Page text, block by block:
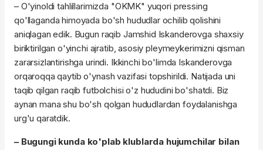
– O'yinoldi tahlillarimizda "OKMK" yuqori pressing
qo'llaganda himoyada bo'sh hududlar ochilib qolishini
aniqlagan edik. Bugun raqib Jamshid Iskanderovga shaxsiy
biriktirilgan o'yinchi ajratib, asosiy pleymeykerimizni qisman
zararsizlantirishga urindi. Ikkinchi bo'limda Iskanderovga
orqaroqqa qaytib o'ynash vazifasi topshirildi. Natijada uni
taqib qilgan raqib futbolchisi o'z hududini bo'shatdi. Biz
aynan mana shu bo'sh qolgan hududlardan foydalanishga
urg'u qaratdik.
– Bugungi kunda ko'plab klublarda hujumchilar bilan